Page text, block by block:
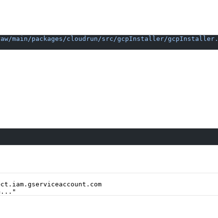
main/packages/cloudrun/src/gcpInstaller/